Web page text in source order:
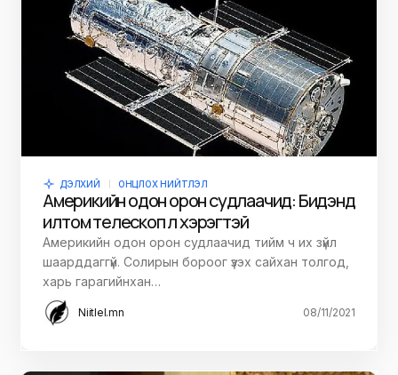
ДЭЛХИЙ ОНЦЛОХ НИЙТЛЭЛ
Америкийн одон орон судлаачид: Бидэнд
илүү том телескоп л хэрэгтэй
Америкийн одон орон судлаачид тийм ч их зүйл
шаарддаггүй. Солирын бороог үзэх сайхан толгод,
харь гарагийнхан…
Niitlel.mn 08/11/2021